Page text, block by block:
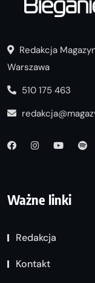
Redakcja
Warszawa
510 175 463
Ważne linki
Redakcja
Kontakt